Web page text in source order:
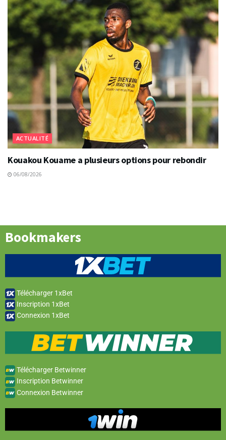
ACTUALITÉ
Kouakou Kouame a plusieurs options pour rebondir
06/08/2026
Bookmakers
Télécharger 1xBet
Inscription 1xBet
Connexion 1xBet
Télécharger Betwinner
Inscription Betwinner
Connexion Betwinner